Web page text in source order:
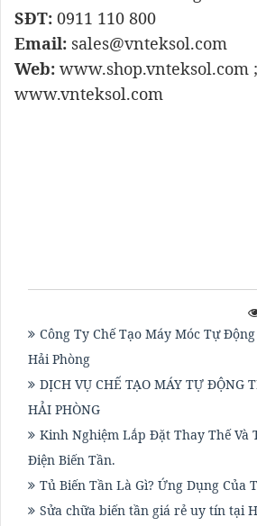
SĐT: 0911 110 800
Email: sales@vnteksol.com
Web: www.shop.vnteksol.com ;
www.vnteksol.com
Công Ty Chế Tạo Máy Móc Tự
Hải Phòng
DỊCH VỤ CHẾ TẠO MÁY TỰ ĐỘNG
HẢI PHÒNG
Kinh Nghiệm Lắp Đặt Thay Thế Và
Điện Biến Tần.
Tủ Biến Tần Là Gì? Ứng Dụng Của
Sửa chữa biến tần giá rẻ uy tín tại